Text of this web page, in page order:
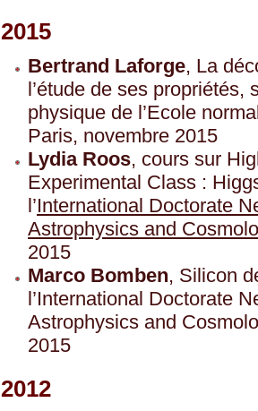
2015
Bertrand Laforge, La
l’étude de ses propriétés,
physique de l’Ecole
Paris, novembre 2015
Lydia Roos, cours sur
Experimental Class :
l’International Doctorate
Astrophysics and
2015
Marco Bomben, Silicon
l’International Doctorate
Astrophysics and
2015
2012